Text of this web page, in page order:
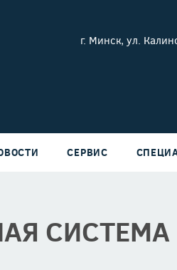
г. Минск, ул.
СЕРВИС